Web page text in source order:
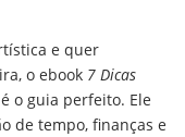
e quer
o ebook 7 Dicas
é o guia perfeito. Ele
de tempo, finanças e